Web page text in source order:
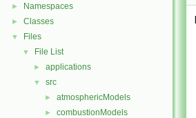
► Namespaces
► Classes
▼ Files
▼ File List
► applications
▼ src
► atmosphericModels
► combustionModels